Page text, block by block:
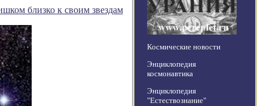
близко к своим звездам
Космические новости
Энциклопедия
космонавтика
Энциклопедия
"Естествознание"